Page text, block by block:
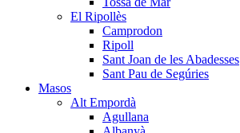
El Ripollès
Camprodon
Ripoll
Sant Joan de les Abadesses
Sant Pau de Segúries
Masos
Alt Empordà
Agullana